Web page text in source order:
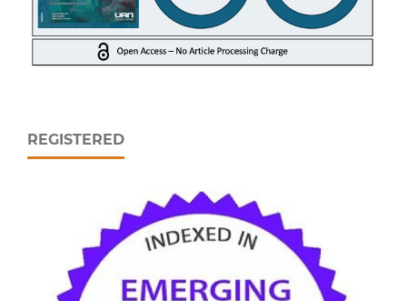
REGISTERED